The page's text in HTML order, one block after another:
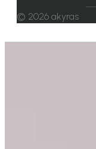
© 2026 akyras